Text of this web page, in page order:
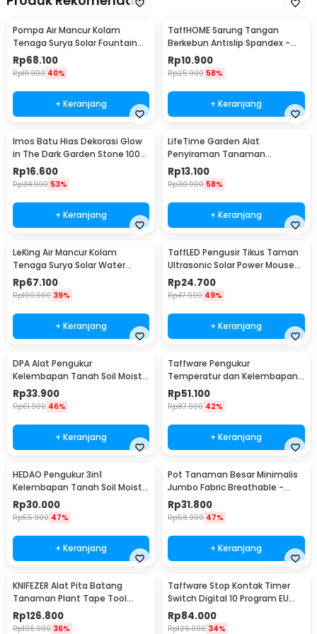
Pompa Air Mancur Kolam
Tenaga Surya Solar Fountain
7V 1.5W 200L/H - GY-D-001
Rp68.100
Rp111.900 40%
+ Keranjang
TaffHOME Sarung Tangan
Berkebun Antislip Spandex -
CZ-0146
Rp10.900
Rp25.900 58%
+ Keranjang
Imos Batu Hias Dekorasi Glow
in The Dark Garden Stone 100
PCS - HC0043
Rp16.600
Rp34.900 53%
+ Keranjang
LifeTime Garden Alat
Penyiraman Tanaman
Otomatis Micro Drip 2 PCS -
95109
Rp13.100
Rp30.900 58%
+ Keranjang
LeKing Air Mancur Kolam
Tenaga Surya Solar Water
Fountain - AS10A
Rp67.100
Rp109.900 39%
+ Keranjang
TaffLED Pengusir Tikus Taman
Ultrasonic Solar Power Mouse
Repellent - HR-533
Rp24.700
Rp47.900 49%
+ Keranjang
DPA Alat Pengukur
Kelembapan Tanah Soil Moist
PH Detector Analyzer - DPA301
Rp33.900
Rp61.900 46%
+ Keranjang
Taffware Pengukur
Temperatur dan Kelembapan
Tanah Soil PH - TPH01803
Rp51.100
Rp87.900 42%
+ Keranjang
HEDAO Pengukur 3in1
Kelembapan Tanah Soil Moist
pH Analyzer - TL00378
Rp30.000
Rp55.900 47%
+ Keranjang
Pot Tanaman Besar Minimalis
Jumbo Fabric Breathable -
DFT24
Rp31.800
Rp58.900 47%
+ Keranjang
KNIFEZER Alat Pita Batang
Tanaman Plant Tape Tool
Tapener Machine - VK20
Rp126.800
Rp196.900 36%
Taffware Stop Kontak Timer
Switch Digital 10 Program EU
Plug 16A 230V - KWE-TM02-EU
Rp84.000
Rp126.000 34%